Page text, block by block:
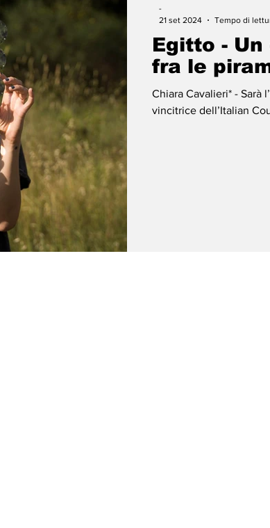
Egitto -
fra le
Chiara Cavalieri* - Sarà
vincitrice dell’Italian
-
21 set 2024
Tempo di